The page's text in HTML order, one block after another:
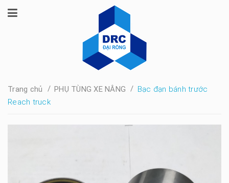
Trang chủ / PHỤ TÙNG XE NÂNG / Bạc đạn bánh trước
Reach truck